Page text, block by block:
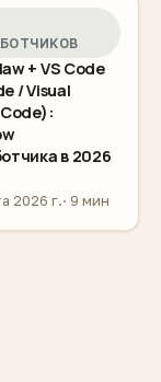
+ VS Code
/ Visual
в 2026
2026 г. 9 мин